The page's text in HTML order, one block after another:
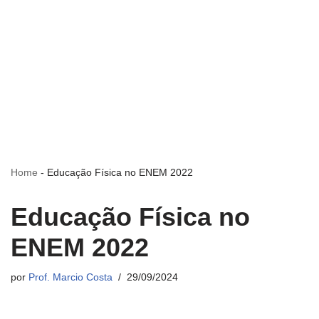
Home - Educação Física no ENEM 2022
Educação Física no
ENEM 2022
por Prof. Marcio Costa 29/09/2024